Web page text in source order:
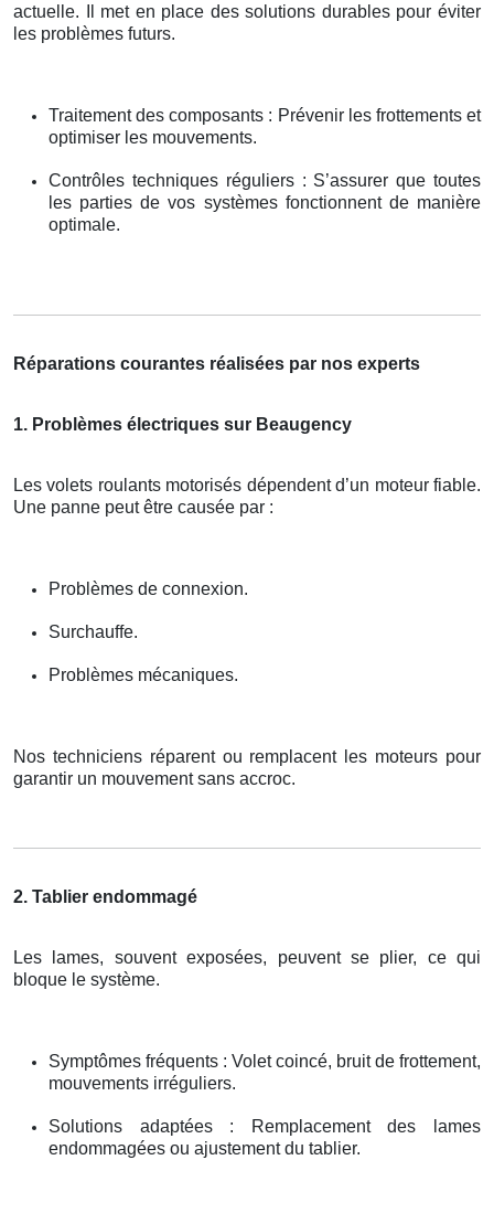
actuelle. Il met en place des solutions durables pour éviter
les problèmes futurs.
Traitement des composants : Prévenir les frottements et
optimiser les mouvements.
Contrôles techniques réguliers : S’assurer que toutes
les parties de vos systèmes fonctionnent de manière
optimale.
Réparations courantes réalisées par nos experts
1. Problèmes électriques sur Beaugency
Les volets roulants motorisés dépendent d’un moteur fiable.
Une panne peut être causée par :
Problèmes de connexion.
Surchauffe.
Problèmes mécaniques.
Nos techniciens réparent ou remplacent les moteurs pour
garantir un mouvement sans accroc.
2. Tablier endommagé
Les lames, souvent exposées, peuvent se plier, ce qui
bloque le système.
Symptômes fréquents : Volet coincé, bruit de frottement,
mouvements irréguliers.
Solutions adaptées : Remplacement des lames
endommagées ou ajustement du tablier.